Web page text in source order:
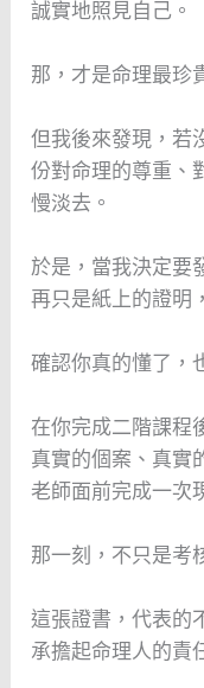
誠實地照見自己。
那，才是命理最珍
但我後來發現，若
份對命理的尊重、
慢淡去。
於是，當我決定要
再只是紙上的證
確認你真的懂了，
在你完成二階課程
真實的個案、真實
老師面前完成一次
那一刻，不只是考
這張證書，代表的
承擔起命理人的責